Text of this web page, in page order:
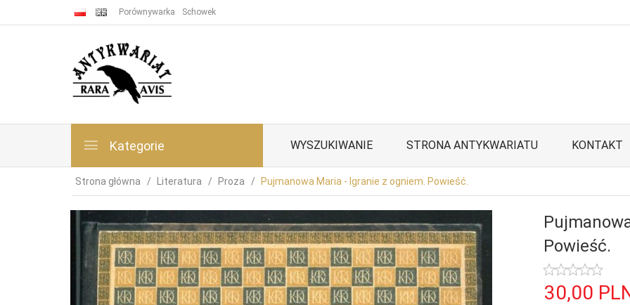
Porównywarka Schowek
Kategorie WYSZUKIWANIE STRONA ANTYKWARIATU KONTAKT
Strona główna Literatura Proza Pujmanowa Maria - Igranie z ogniem. Powieść.
Powieść.
30,00